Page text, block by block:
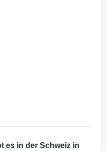
es in der Schweiz in